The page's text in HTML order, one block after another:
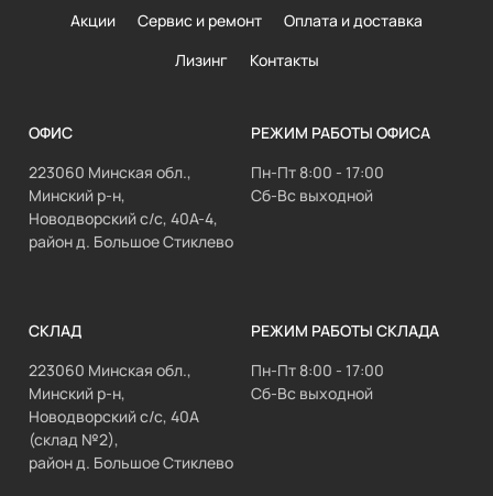
Акции Сервис и ремонт
Оплата и доставка
Лизинг
Контакты
ОФИС
223060 Минская обл.,
Минский р-н,
Новодворский с/с, 40А-4,
район д. Большое Стиклево
РЕЖИМ РАБОТЫ ОФИСА
Пн-Пт 8:00 - 17:00
Сб-Вс выходной
СКЛАД
223060 Минская обл.,
Минский р-н,
Новодворский с/с, 40А
(склад №2),
район д. Большое Стиклево
РЕЖИМ РАБОТЫ СКЛАДА
Пн-Пт 8:00 - 17:00
Сб-Вс выходной